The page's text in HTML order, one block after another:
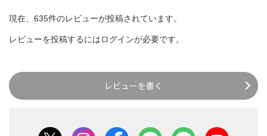
現在、635件のレビューが投稿されています。
レビューを投稿するにはログインが必要です。
レビューを書く